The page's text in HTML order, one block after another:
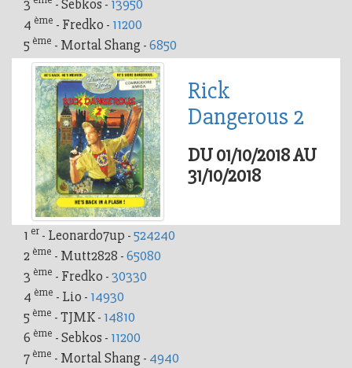
3
- Sebkos - 13950
4 ème - Fredko - 11200
5 ème - Mortal Shang -6850
Rick
Dangerous 2
DU 01/10/2018 AU
31/10/2018
1 er - Leonardo7up -524240
2 ème - Mutt2828 -65080
3 ème - Fredko -30330
4 ème - Lio - 14930
5 ème - TJMK - 14810
6 ème - Sebkos - 11200
7 ème - Mortal Shang - 4940